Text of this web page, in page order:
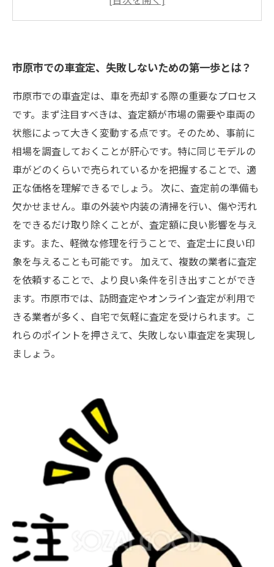
市場の相場を把握し、納得のいく査定額を引き
クニック
複数の業者に査定を依頼するメリットとは？
市原市の訪問査定とオンライン査定、どちらが
良いの？
車査定成功の秘訣、すべての注意点をまとめて
解説
市原市での車査定、失敗しないための第一歩とは？
市原市での車査定は、車を売却する際の重要なプロセス
です。まず注目すべきは、査定額が市場の需要や車両の
状態によって大きく変動する点です。そのため、事前に
相場を調査しておくことが肝心です。特に同じモデルの
車がどのくらいで売られているかを把握することで、適
正な価格を理解できるでしょう。 次に、査定前の準備も
欠かせません。車の外装や内装の清掃を行い、傷や汚れ
をできるだけ取り除くことが、査定額に良い影響を与え
ます。また、軽微な修理を行うことで、査定士に良い印
象を与えることも可能です。 加えて、複数の業者に査定
を依頼することで、より良い条件を引き出すことができ
ます。市原市では、訪問査定やオンライン査定が利用で
きる業者が多く、自宅で気軽に査定を受けられます。こ
れらのポイントを押さえて、失敗しない車査定を実現し
ましょう。